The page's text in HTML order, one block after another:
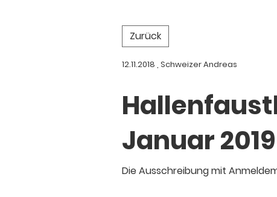
Zurück
12.11.2018 , Schweizer Andreas
Januar
Die Ausschreibung mit